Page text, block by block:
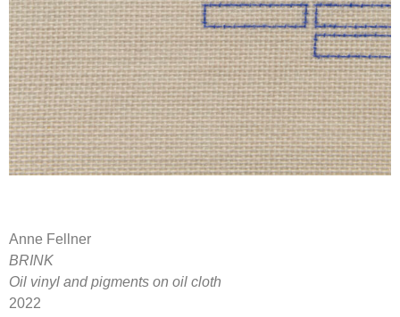
Anne Fellner
BRINK
Oil vinyl and pigments on oil cloth
2022